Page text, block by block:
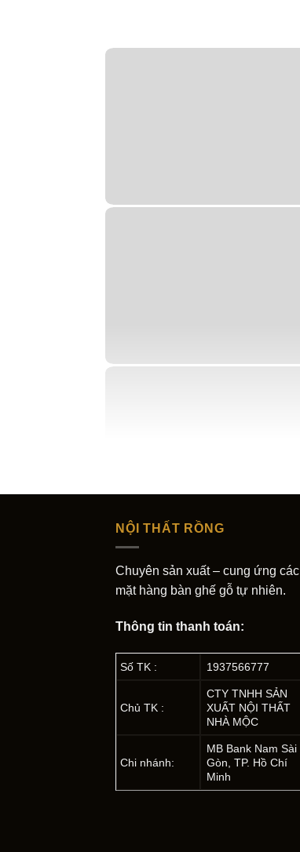
NỘI THẤT RỒNG
Chuyên sản xuất – cung ứng các
mặt hàng bàn ghế gỗ tự nhiên.
Thông tin thanh toán:
Số TK : 1937566777
Chủ TK :
CTY TNHH SẢN
XUẤT NỘI THẤT
NHÀ MỘC
Chi nhánh:
MB Bank Nam Sài
Gòn, TP. Hồ Chí
Minh